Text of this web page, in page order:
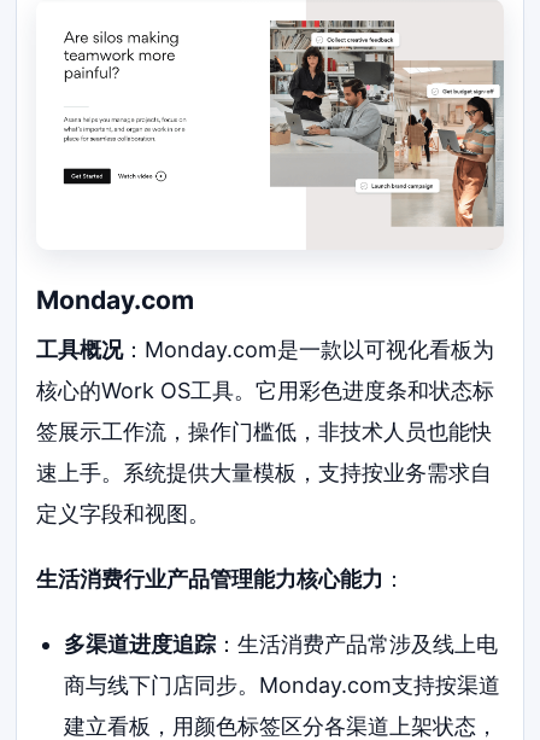
Monday.com
工具概况：Monday.com是一款以可视化看板为
核心的Work OS工具。它用彩色进度条和状态标
签展示工作流，操作门槛低，非技术人员也能快
速上手。系统提供大量模板，支持按业务需求自
定义字段和视图。
生活消费行业产品管理能力核心能力 ：
多渠道进度追踪：生活消费产品常涉及线上电
商与线下门店同步。Monday.com支持按渠道
建立看板，用颜色标签区分各渠道上架状态，